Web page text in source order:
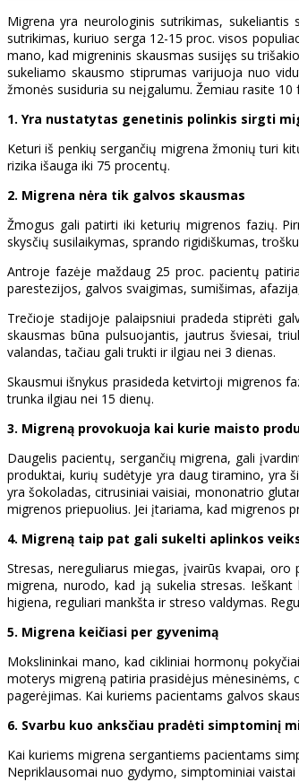
Migrena yra neurologinis sutrikimas,
sutrikimas, kuriuo serga 12-15 proc. visos
mano, kad migreninis skausmas susijęs su
sukeliamo skausmo stiprumas varijuoja nuo
žmonės susiduria su neįgalumu. Žemiau rasite
1. Yra nustatytas genetinis polinkis sirgti
Keturi iš penkių sergančių migrena žmonių turi
rizika išauga iki 75 procentų.
2. Migrena nėra tik galvos skausmas
Žmogus gali patirti iki keturių migrenos fazių.
skysčių susilaikymas, sprando rigidiškumas,
Antroje fazėje maždaug 25 proc. pacientų
parestezijos, galvos svaigimas, sumišimas,
Trečioje stadijoje palaipsniui pradeda stiprėti
skausmas būna pulsuojantis, jautrus šviesai,
valandas, tačiau gali trukti ir ilgiau nei 3 dienas.
Skausmui išnykus prasideda ketvirtoji migrenos
trunka ilgiau nei 15 dienų.
3. Migreną provokuoja kai kurie maisto
Daugelis pacientų, sergančių migrena, gali
produktai, kurių sudėtyje yra daug tiramino, yra
yra šokoladas, citrusiniai vaisiai, mononatrio
migrenos priepuolius. Jei įtariama, kad
4. Migreną taip pat gali sukelti aplinkos
Stresas, nereguliarus miegas, įvairūs kvapai,
migrena, nurodo, kad ją sukelia stresas.
higiena, reguliari mankšta ir streso valdymas.
5. Migrena keičiasi per gyvenimą
Mokslininkai mano, kad cikliniai hormonų
moterys migreną patiria prasidėjus
pagerėjimas. Kai kuriems pacientams galvos
6. Svarbu kuo anksčiau pradėti simptominį
Kai kuriems migrena sergantiems pacientams
Nepriklausomai nuo gydymo, simptominiai